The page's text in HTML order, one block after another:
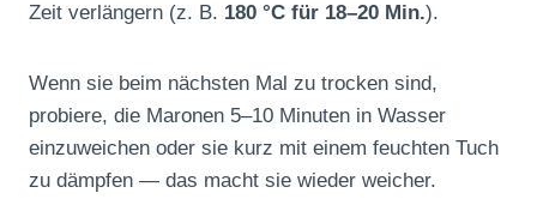
Zeit verlängern (z. B. 180 °C für 18–20 Min.).
Wenn sie beim nächsten Mal zu trocken sind,
probiere, die Maronen 5–10 Minuten in Wasser
einzuweichen oder sie kurz mit einem feuchten Tuch
zu dämpfen — das macht sie wieder weicher.